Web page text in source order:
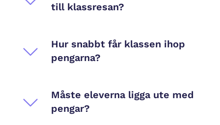
till klassresan?
Hur snabbt får klassen ihop
pengarna?
Måste eleverna ligga ute med
pengar?